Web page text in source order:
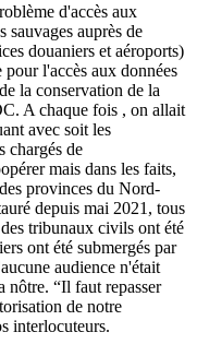
d'accès aux
sauvages auprès de
douaniers et aéroports)
pour l'accès aux données
la conservation de la
A chaque fois , on allait
avec soit les
chargés de
mais dans les faits,
provinces du Nord-
depuis mai 2021, tous
tribunaux civils ont été
ont été submergés par
audience n'était
nôtre. “Il faut repasser
de notre
interlocuteurs.